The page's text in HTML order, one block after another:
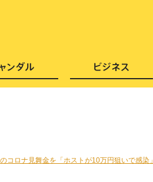
コロナ見舞金を「ホストが10万円狙いで感染
芸能・エンタメ